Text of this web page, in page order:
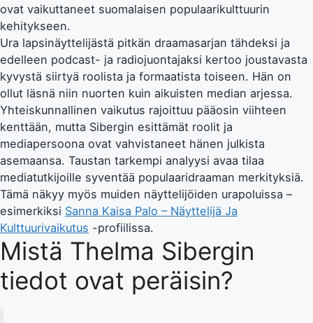
ovat vaikuttaneet suomalaisen populaarikulttuurin
kehitykseen.
Ura lapsinäyttelijästä pitkän draamasarjan tähdeksi ja
edelleen podcast- ja radiojuontajaksi kertoo joustavasta
kyvystä siirtyä roolista ja formaatista toiseen. Hän on
ollut läsnä niin nuorten kuin aikuisten median arjessa.
Yhteiskunnallinen vaikutus rajoittuu pääosin viihteen
kenttään, mutta Sibergin esittämät roolit ja
mediapersoona ovat vahvistaneet hänen julkista
asemaansa. Taustan tarkempi analyysi avaa tilaa
mediatutkijoille syventää populaaridraaman merkityksiä.
Tämä näkyy myös muiden näyttelijöiden urapoluissa –
esimerkiksi Sanna Kaisa Palo – Näyttelijä Ja
Kulttuurivaikutus -profiilissa.
Mistä Thelma Sibergin
tiedot ovat peräisin?